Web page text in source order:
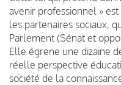
avenir professionnel »
les partenaires sociaux,
Parlement (Sénat et
Elle égrene une dizaine
réelle perspective
société de la